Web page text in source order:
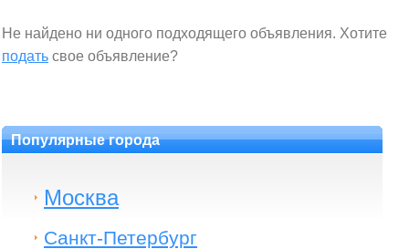
Не найдено ни одного подходящего объявления. Хотите
подать свое объявление?
Популярные города
Москва
Санкт-Петербург